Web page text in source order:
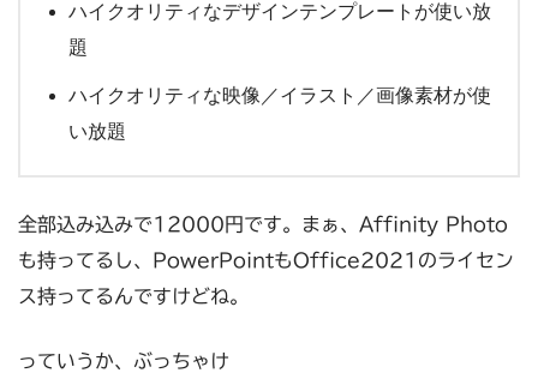
ハイクオリティなデザインテンプレートが使い放
題
ハイクオリティな映像／イラスト／画像素材が使
い放題
全部込み込みで12000円です。まぁ、Affinity Photo
も持ってるし、PowerPointもOffice2021のライセン
ス持ってるんですけどね。
っていうか、ぶっちゃけ